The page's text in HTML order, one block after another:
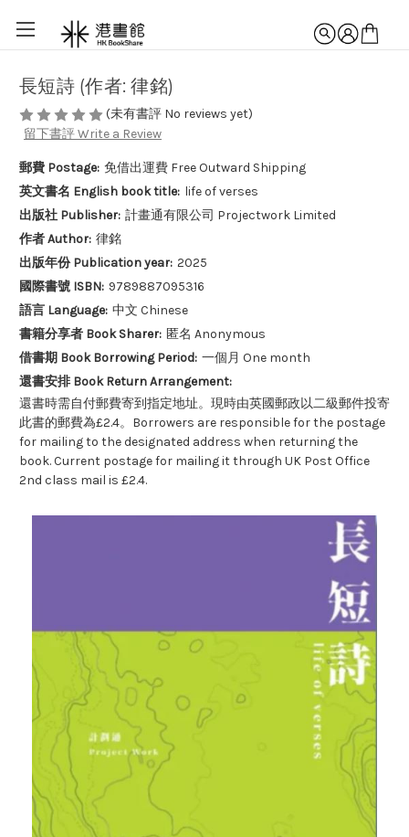
長短詩 (作者: 律銘)
(未有書評 No reviews yet)
留下書評 Write a Review
郵費 Postage: 免借出運費 Free Outward Shipping
英文書名 English book title: life of verses
出版社 Publisher: 計畫通有限公司 Projectwork Limited
作者 Author: 律銘
出版年份 Publication year: 2025
國際書號 ISBN: 9789887095316
語言 Language: 中文 Chinese
書籍分享者 Book Sharer: 匿名 Anonymous
借書期 Book Borrowing Period: 一個月 One month
還書安排 Book Return Arrangement:
還書時需自付郵費寄到指定地址。現時由英國郵政以二級郵件投寄
此書的郵費為£2.4。Borrowers are responsible for the postage
for mailing to the designated address when returning the
book. Current postage for mailing it through UK Post Office
2nd class mail is £2.4.